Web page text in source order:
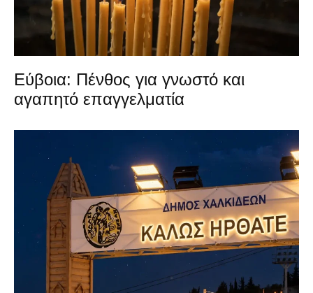
Εύβοια: Πένθος για γνωστό και
αγαπητό επαγγελματία